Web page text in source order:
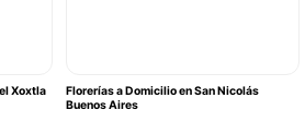
Xoxtla
Florerías a Domicilio en San Nicolás
Buenos Aires